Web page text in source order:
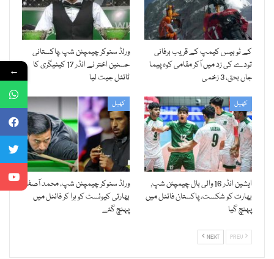
کے ٹو بیس کیمپ کے قریب برفانی
تودے کی زد میں آکر مقامی کوہ پیما
جاں بحق، 3 زخمی
ورلڈ سنوکر چیمپئن شپ ،پاکستانی
حسنین اختر نے انڈر 17 کیٹیگری کا
ٹائٹل جیت لیا
کھیل
ایشین انڈر 16 والی بال چیمپئن شپ,
بھارت کو شکست، پاکستان فائنل میں
پہنچ گیا
کھیل
ورلڈ سنوکر چیمپئن شپ، محمد آصف
بھارتی کیوئسٹ کو ہرا کر فائنل میں
پہنچ گئے
NEXT
←